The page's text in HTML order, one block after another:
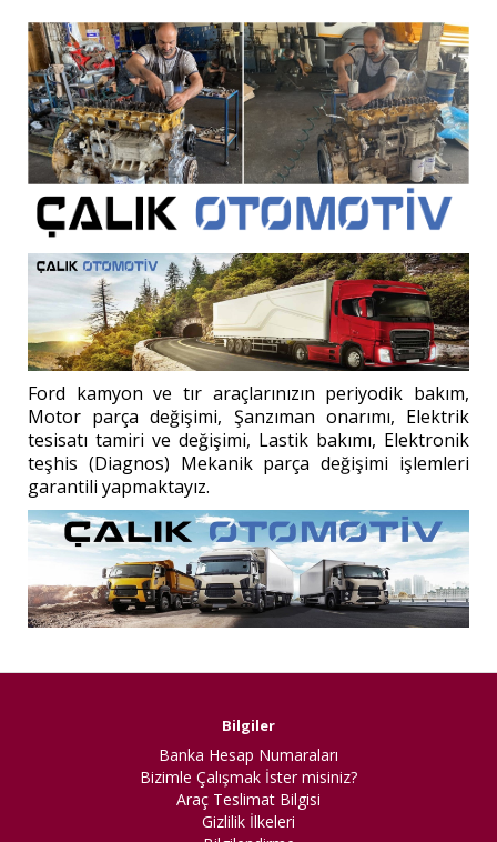
Ford kamyon ve tır araçlarınızın periyodik bakım,
Motor parça değişimi, Şanzıman onarımı, Elektrik
tesisatı tamiri ve değişimi, Lastik bakımı, Elektronik
teşhis (Diagnos) Mekanik parça değişimi işlemleri
garantili yapmaktayız.
Bilgiler
Banka Hesap Numaraları
Bizimle Çalışmak İster misiniz?
Araç Teslimat Bilgisi
Gizlilik İlkeleri